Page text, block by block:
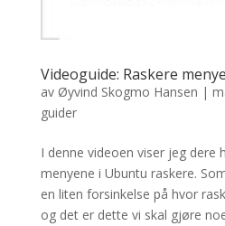
Videoguide: Raskere
av Øyvind Skogmo Hansen |
guider
I denne videoen viser jeg dere
menyene i Ubuntu raskere.
en liten forsinkelse på hvor
og det er dette vi skal gjøre